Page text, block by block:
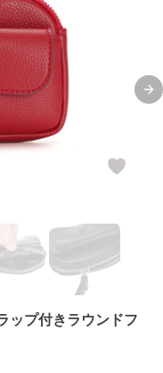
ップ付きラウンドフ